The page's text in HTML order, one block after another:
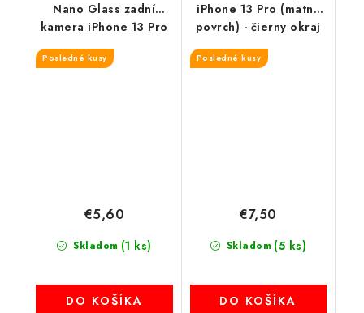
Nano Glass zadní
kamera iPhone 13 Pro
Max
Posledné kusy
Skladom (1 ks)
€5,60
DO KOŠÍKA
iPhone 13 Pro (matný
povrch) - čierny okraj
Posledné kusy
Skladom (5 ks)
€7,50
DO KOŠÍKA